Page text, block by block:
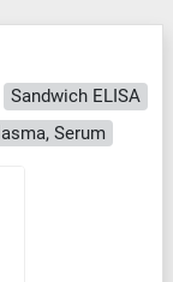
Sandwich ELISA
Serum